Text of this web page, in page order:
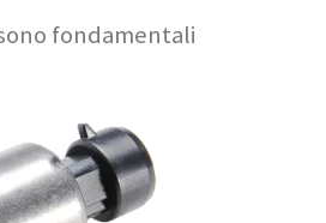
fondamentali